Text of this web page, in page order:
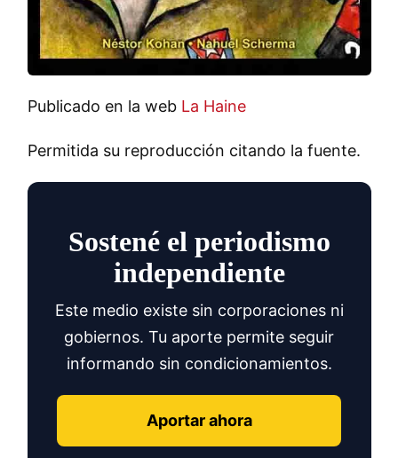
Publicado en la web La Haine
Permitida su reproducción citando la fuente.
Sostené el periodismo
independiente
Este medio existe sin corporaciones ni
gobiernos. Tu aporte permite seguir
informando sin condicionamientos.
Aportar ahora